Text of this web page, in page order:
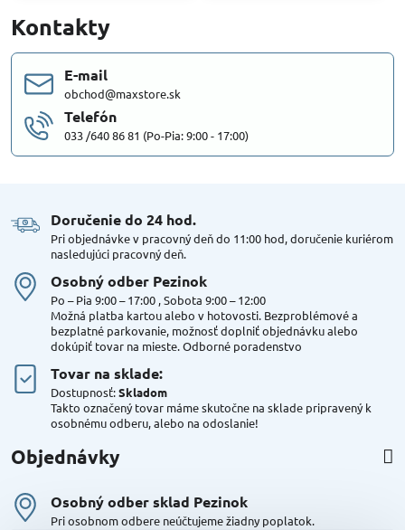
Kontakty
E-mail
obchod@maxstore.sk
Telefón
033 /640 86 81 (Po-Pia: 9:00 - 17:00)
Doručenie do 24 hod​.
Pri objednávke v pracovný deň do 11:00 hod, doručenie kuriérom
nasledujúci pracovný deň.
Osobný odber Pezinok
Po – Pia 9:00 – 17:00 , Sobota 9:00 – 12:00
Možná platba kartou alebo v hotovosti. Bezproblémové a
bezplatné parkovanie, možnosť doplniť objednávku alebo
dokúpiť tovar na mieste. Odborné poradenstvo
Tovar na sklade:
Dostupnosť:Skladom
Takto označený tovar máme skutočne na sklade pripravený k
osobnému odberu, alebo na odoslanie!
Objednávky
Osobný odber sklad Pezinok
Pri osobnom odbere neúčtujeme žiadny poplatok.